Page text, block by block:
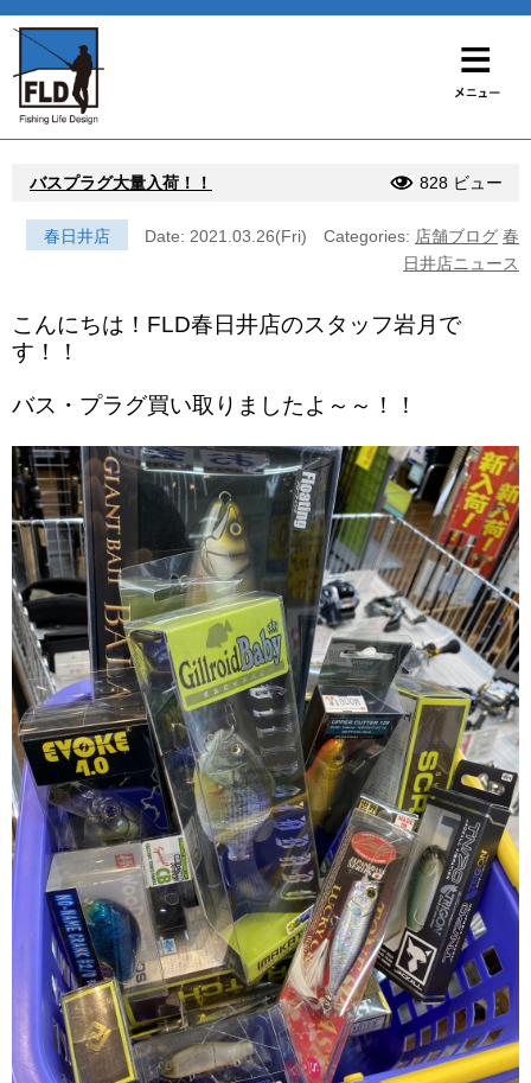
バスプラグ大量入荷！！ 828 ビュー
春日井店 Date: 2021.03.26(Fri) Categories: 店舗ブログ 春
日井店ニュース
こんにちは！FLD春日井店のスタッフ岩月で
す！！
バス・プラグ買い取りましたよ～～！！